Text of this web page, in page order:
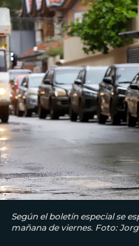
Según el boletín especial se
mañana de viernes. Foto: